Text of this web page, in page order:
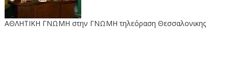
ΑΘΛΗΤΙΚΗ ΓΝΩΜΗ στην ΓΝΩΜΗ τηλεόραση Θεσσαλονικης